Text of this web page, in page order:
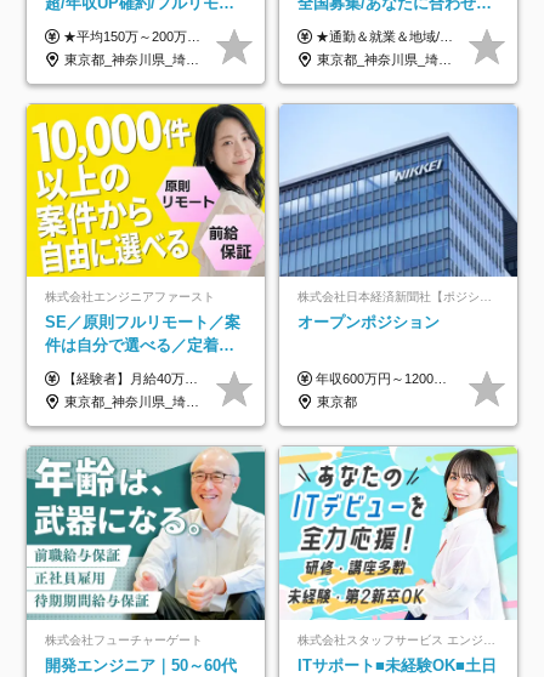
OK/年休130日/平均残業7h/
約2万件の案件から選択
★平均150万～200万円年収UPを実現！ ★前職給与を100％保証！ ★案件内容の開示・明確な評価体制あり ⇒クライアント評価で即昇給を実現したケースも◎ ★年12回（毎月昇給チャンスあり） ■月給35万円～103万円 ※経験・能力・前職給与を考慮し、決定 ※上記給与には月30時間分(6万6500円以上)の固定残業代が含まれます。超過分は手当として別途支給します ※試用期間3ヶ月あり(期間中の給与・待遇面に差異はありません) ▼収入アップの実例をご紹介 ───────────── ★働き方改革をした30代男性（PG） 子どもが生まれたばかりなのに、忙しい現場で残業も月50～60時間が当たり前。 ⇒残業ほぼゼロ＆週3リモートの働き方に！しかも給与もアップ！ ★収入アップした30代男性（PM） 子供が3人いて家計も苦しく、残業代で稼ぐ日々… ⇒残業をたくさんしていた年収額より、100万円以上アップしました！
東京都_神奈川県_埼玉県_千葉県_大阪府_愛知県_北海道_青森県_岩手県_宮城県_秋田県_山形県_福島県_茨城県_栃木県_群馬県_新潟県_山梨県_長野県_富山県_石川県_福井県_静岡県_岐阜県_三重県_兵庫県_京都府_滋賀県_奈良県_和歌山県_広島県_岡山県_鳥取県_島根県_山口県_徳島県_香川県_愛媛県_高知県_福岡県_熊本県_佐賀県_長崎県_大分県_宮崎県_鹿児島県_沖縄県
オリジナル研修をご用
意/AI・IoT/残業平均8時間
★通勤＆就業＆地域/住宅＆役職手当あり ★残業代は全額支給 ★選べる給与制度あり！ ■東京・神奈川・千葉・埼玉勤務の場合 月給24.5万円～55万円＋諸手当 （残業代は全額支給） (20,000円の地域/住宅手当込み) ■愛知・京都・大阪・兵庫勤務の場合 月給24万円以上＋諸手当 （残業代は全額支給） (15,000円の地域/住宅手当込み) ■茨城・栃木・群馬・静岡・三重・滋賀・広島・福岡勤務の場合 月給23.5万円以上＋諸手当 （残業代は全額支給） (10,000円の地域/住宅手当込み) ■北海道・宮城・山梨・長野・岐阜・奈良・和歌山・岡山勤務の場合 月給23万円以上＋諸手当 （残業代は全額支給） (5,000円の地域/住宅手当込み) ■その他のエリア勤務の場合 月給22.5万円以上＋諸手当 （残業代は全額支給） ※経験や能力を考慮し、当社規定により優遇します 【昇給：年一回実施】 【選べる給与制度】 ★収入を重視する方に… 「変動型人事制度」の選択も可能（派遣先からの評価に応じて収入アップ！） ※年2回のタイミングで希望者と面談の上決定します。
東京都_神奈川県_埼玉県_千葉県_大阪府_愛知県_北海道_岩手県_宮城県_山形県_福島県_茨城県_栃木県_群馬県_山梨県_長野県_富山県_石川県_静岡県_岐阜県_三重県_兵庫県_京都府_滋賀県_奈良県_広島県_岡山県_山口県_愛媛県_福岡県_熊本県_長崎県
株式会社エンジニアファースト
SE／原則フルリモート／案
件は自分で選べる／定着率
93%／20～30代活躍中！
【経験者】月給40万円～120万円(固定残業代含む)+各種手当 ★前職給与の総収入額を100％保証｜還元率84％〜100％ ★20代の平均年収570万円 ※月給には、みなし残業手当(月30時間／5万8000円以上)を含みます 超過分は別途追加支給 ※固定残業代は、時間外労働の有無に関わらず30時間分を、月5万8000円~15万7000円支給 ※上記を超える時間外労働分は追加で支給 【未経験者】月給21万円以上＋各種手当 固定残業なし(残業代発生分全額支給) ※6ヶ月の試用期間あり（※条件に変動なし） ▼単価連動性×還元率は84％～100％で収入の大幅UPが可能！ ・案件単価が月50万円の場合：年収417万円 ・案件単価が月70万円の場合：年収584万円 ・案件単価が月100万円の場合：年収834万円 ＜モデル年収＞ ▼400万円～500万円(入社初年度) ▼542万円～626万円(入社2年) ▼667万円～700万円(入社3年） ▼709万円～801万円(入社5年）
東京都_神奈川県_埼玉県_千葉県_大阪府_愛知県_北海道_青森県_岩手県_宮城県_秋田県_山形県_福島県_茨城県_栃木県_群馬県_新潟県_山梨県_長野県_富山県_石川県_福井県_静岡県_岐阜県_三重県_兵庫県_京都府_滋賀県_奈良県_和歌山県_広島県_岡山県_鳥取県_島根県_山口県_徳島県_香川県_愛媛県_高知県_福岡県_熊本県_佐賀県_長崎県_大分県_宮崎県_鹿児島県_沖縄県
株式会社日本経済新聞社【ポジションマッチ登録】
オープンポジション
年収600万円～1200万円 ※上記年収は、想定年収です。住居費補助、子手当などの各種手当を含む金額です。 ※経験・能力等を考慮の上、当社規定により決定します。
東京都
株式会社フューチャーゲート
開発エンジニア｜50～60代
ITサポート■未経験OK■土日